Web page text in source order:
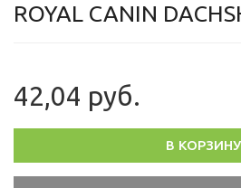
ROYAL CANIN
42,04 руб.
В КОРЗИНУ